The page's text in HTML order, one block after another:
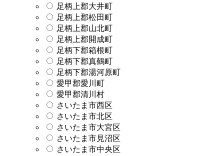
足柄上郡大井町
足柄上郡松田町
足柄上郡山北町
足柄上郡開成町
足柄下郡箱根町
足柄下郡真鶴町
足柄下郡湯河原町
愛甲郡愛川町
愛甲郡清川村
さいたま市西区
さいたま市北区
さいたま市大宮区
さいたま市見沼区
さいたま市中央区